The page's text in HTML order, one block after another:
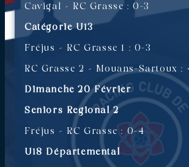
Cavigal – RC Grasse : 0-3
Catégorie U13
Fréjus – RC Grasse 1 : 0-3
RC Grasse 2 – Mouans-Sartoux :
Dimanche 20 Février
Seniors Regional 2
Fréjus – RC Grasse : 0-4
U18 Départemental